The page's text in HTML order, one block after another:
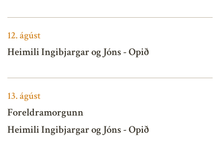
12.ágúst
Heimili Ingibjargar og Jóns - Opið
13.ágúst
Foreldramorgunn
Heimili Ingibjargar og Jóns - Opið